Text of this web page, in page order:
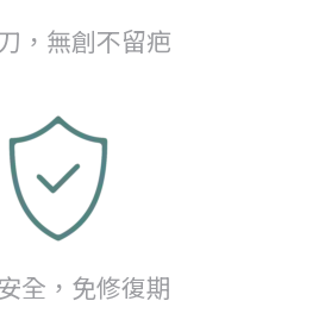
，無創不留疤
全，免修復期